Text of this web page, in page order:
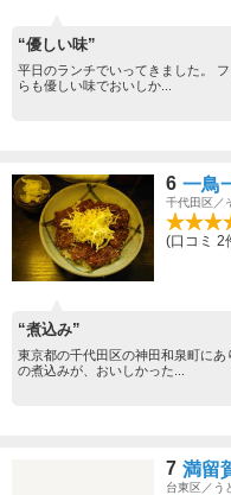
“優しい味”
平日のランチでいってきました。
らも優しい味でおいしか...
6 一鳥
千代田区／
(口コミ 2
“煮込み”
東京都の千代田区の神田和泉町に
の煮込みが、おいしかった...
7 満留
台東区／う